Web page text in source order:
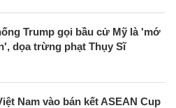
Trump gọi bầu cử Mỹ là 'mớ
dọa trừng phạt Thụy Sĩ
Nam vào bán kết ASEAN Cup